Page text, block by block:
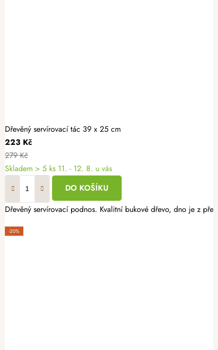
Dřevěný servírovací tác 39 x 25 cm
223 Kč
279 Kč
Skladem > 5 ks 11. - 12. 8. u vás
DO KOŠÍKU
Dřevěný servírovací podnos. Kvalitní bukové dřevo, dno je z
-20%